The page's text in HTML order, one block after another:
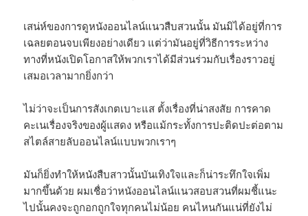
เสน่ห์ของการดูหนังออนไลน์แนวสืบสวนนั้น มันมิได้อยู่ที่การ
เฉลยตอนจบเพียงอย่างเดียว แต่ว่ามันอยู่ที่วิธีการระหว่าง
ทางที่หนังเปิดโอกาสให้พวกเราได้มีส่วนร่วมกับเรื่องราวอยู่
เสมอเวลามากยิ่งกว่า
ไม่ว่าจะเป็นการสังเกตเบาะแส ตั้งเรื่องที่น่าสงสัย การคาด
คะเนเรื่องจริงของผู้แสดง หรือแม้กระทั้งการปะติดปะต่อตาม
สไตล์สายลับออนไลน์แบบพวกเราๆ
มันก็ยิ่งทำให้หนังสืบสาวนั้นบันเทิงใจและก็น่าระทึกใจเพิ่ม
มากขึ้นด้วย ผมเชื่อว่าหนังออนไลน์แนวสอบสวนที่ผมชี้แนะ
ไปนั้นคงจะถูกอกถูกใจทุกคนไม่น้อย คนไหนกันแน่ที่ยังไม่